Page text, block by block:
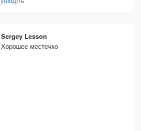
Sergey Lesson
Хорошее местечко